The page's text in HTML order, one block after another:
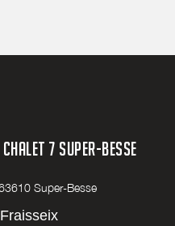
7 SUPER-BESSE
Super-Besse